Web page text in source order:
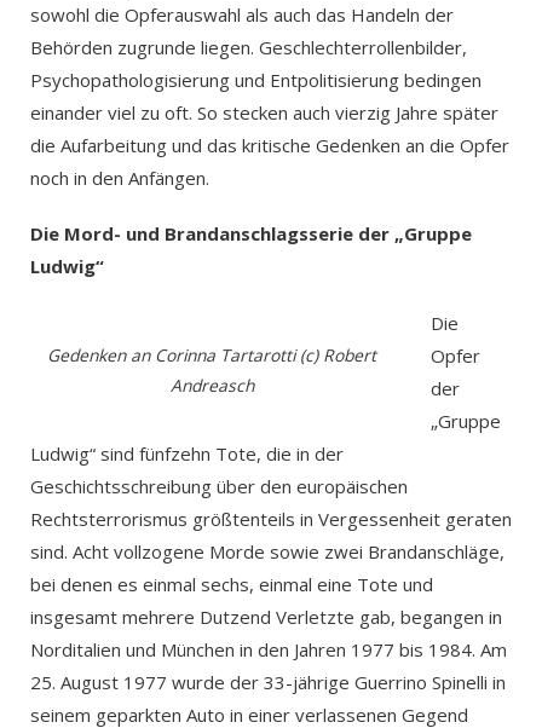
sowohl die Opferauswahl als auch das Handeln der
Behörden zugrunde liegen. Geschlechterrollenbilder,
Psychopathologisierung und Entpolitisierung bedingen
einander viel zu oft. So stecken auch vierzig Jahre später
die Aufarbeitung und das kritische Gedenken an die Opfer
noch in den Anfängen.
Die Mord- und Brandanschlagsserie der „Gruppe
Ludwig“
Gedenken an Corinna Tartarotti (c) Robert
Andreasch
Die
Opfer
der
„Gruppe
Ludwig“ sind fünfzehn Tote, die in der
Geschichtsschreibung über den europäischen
Rechtsterrorismus größtenteils in Vergessenheit geraten
sind. Acht vollzogene Morde sowie zwei Brandanschläge,
bei denen es einmal sechs, einmal eine Tote und
insgesamt mehrere Dutzend Verletzte gab, begangen in
Norditalien und München in den Jahren 1977 bis 1984. Am
25. August 1977 wurde der 33-jährige Guerrino Spinelli in
seinem geparkten Auto in einer verlassenen Gegend